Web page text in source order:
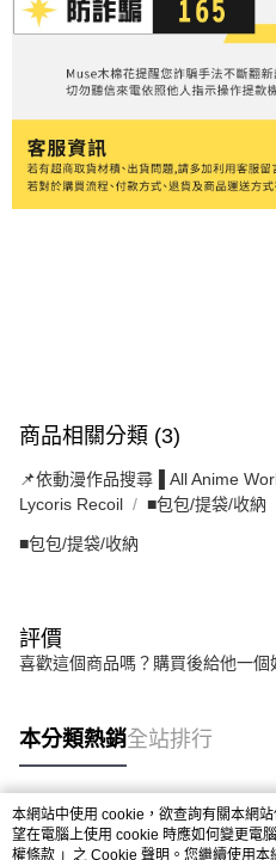
商品相關分類 (3)
📌依動漫作品搜尋▐ All Anime
Lycoris Recoil
■包包/提袋/收納
■包包/提袋/收納
評價
喜歡這個商品嗎？購買後給他一個
本分類熱銷全站排行
熱門標籤
本網站中使用 cookie，欲查詢有關本網
望在電腦上使用 cookie 時應如何變更電
權條款 」之 Cookie 聲明。您繼續使用